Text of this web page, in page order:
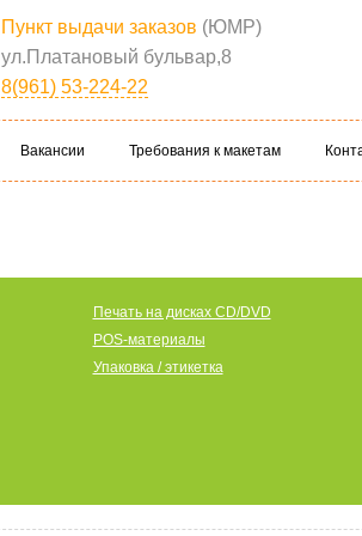
Пункт выдачи заказов (ЮМР)
ул.Платановый бульвар,8
8(961) 53-224-22
Вакансии Требования к макетам
Печать на дисках CD/DVD
POS-материалы
Упаковка / этикетка